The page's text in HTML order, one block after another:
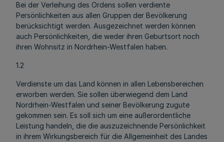
Bei der Verleihung des Ordens sollen verdiente
Persönlichkeiten aus allen Gruppen der Bevölkerung
berücksichtigt werden. Ausgezeichnet werden können
auch Persönlichkeiten, die weder ihren Geburtsort noch
ihren Wohnsitz in Nordrhein-Westfalen haben.
1.2
Verdienste um das Land können in allen Lebensbereichen
erworben werden. Sie sollen überwiegend dem Land
Nordrhein-Westfalen und seiner Bevölkerung zugute
gekommen sein. Es soll sich um eine außerordentliche
Leistung handeln, die die auszuzeichnende Persönlichkeit
in ihrem Wirkungsbereich für die Allgemeinheit des Landes